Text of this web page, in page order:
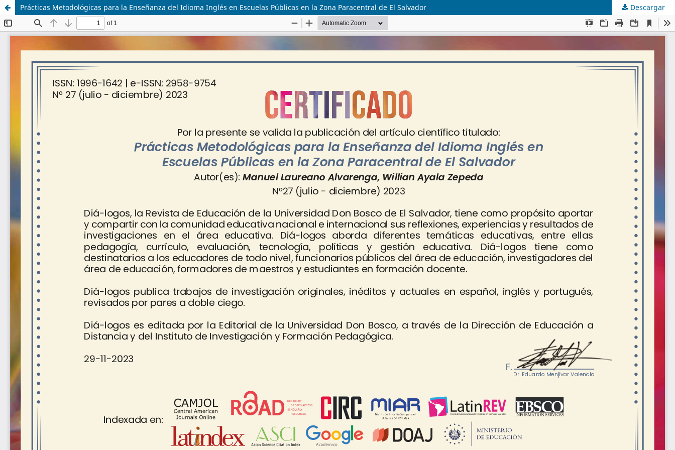
Prácticas Metodológicas para la Enseñanza del Idioma Inglés en Escuelas Públicas en la Zona Paracentral de El Salvador Descargar